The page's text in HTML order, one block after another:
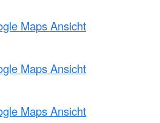
Maps Ansicht
Maps Ansicht
Maps Ansicht